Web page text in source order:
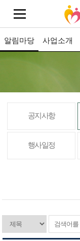
알림마당 사업소개
공지사항
행사일정